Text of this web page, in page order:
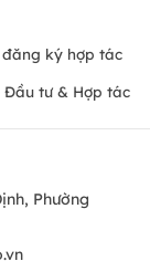
ký hợp tác
Đầu tư & Hợp tác
Phường